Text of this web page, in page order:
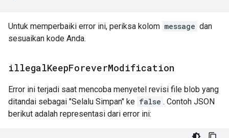
Untuk memperbaiki error ini, periksa kolom message dan
sesuaikan kode Anda.
illegalKeepForeverModification
Error ini terjadi saat mencoba menyetel revisi file blob yang
ditandai sebagai "Selalu Simpan" ke false . Contoh JSON
berikut adalah representasi dari error ini: